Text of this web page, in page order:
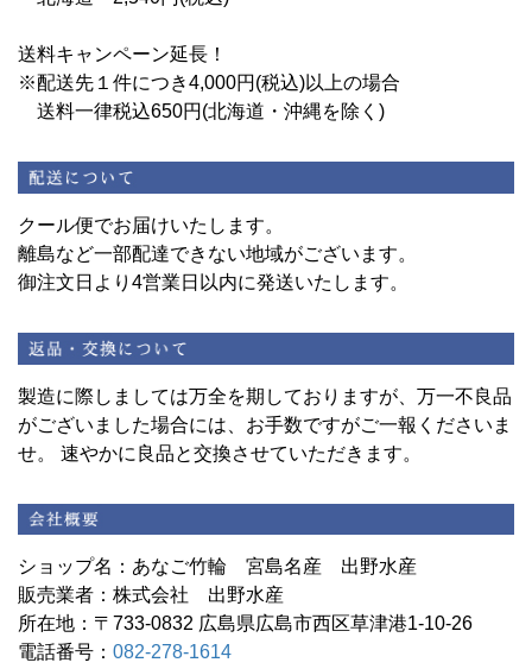
送料キャンペーン延長！
※配送先１件につき4,000円(税込)以上の場合
送料一律税込650円(北海道・沖縄を除く)
クール便でお届けいたします。
離島など一部配達できない地域がございます。
御注文日より4営業日以内に発送いたします。
製造に際しましては万全を期しておりますが、万一不良品
がございました場合には、お手数ですがご一報くださいま
せ。 速やかに良品と交換させていただきます。
ショップ名：あなご竹輪 宮島名産 出野水産
販売業者：株式会社 出野水産
所在地：〒733-0832 広島県広島市西区草津港1-10-26
電話番号： 082-278-1614